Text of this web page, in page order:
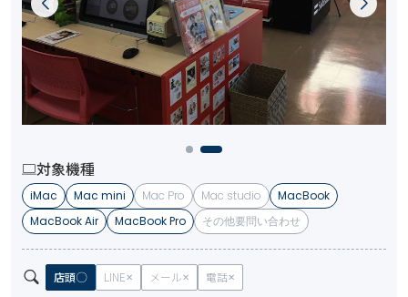
対象機種
iMac Mac mini Mac Pro Mac studio
MacBook
MacBook Air
MacBook Pro その他要問い合わせ
店頭 LINE メール 電話